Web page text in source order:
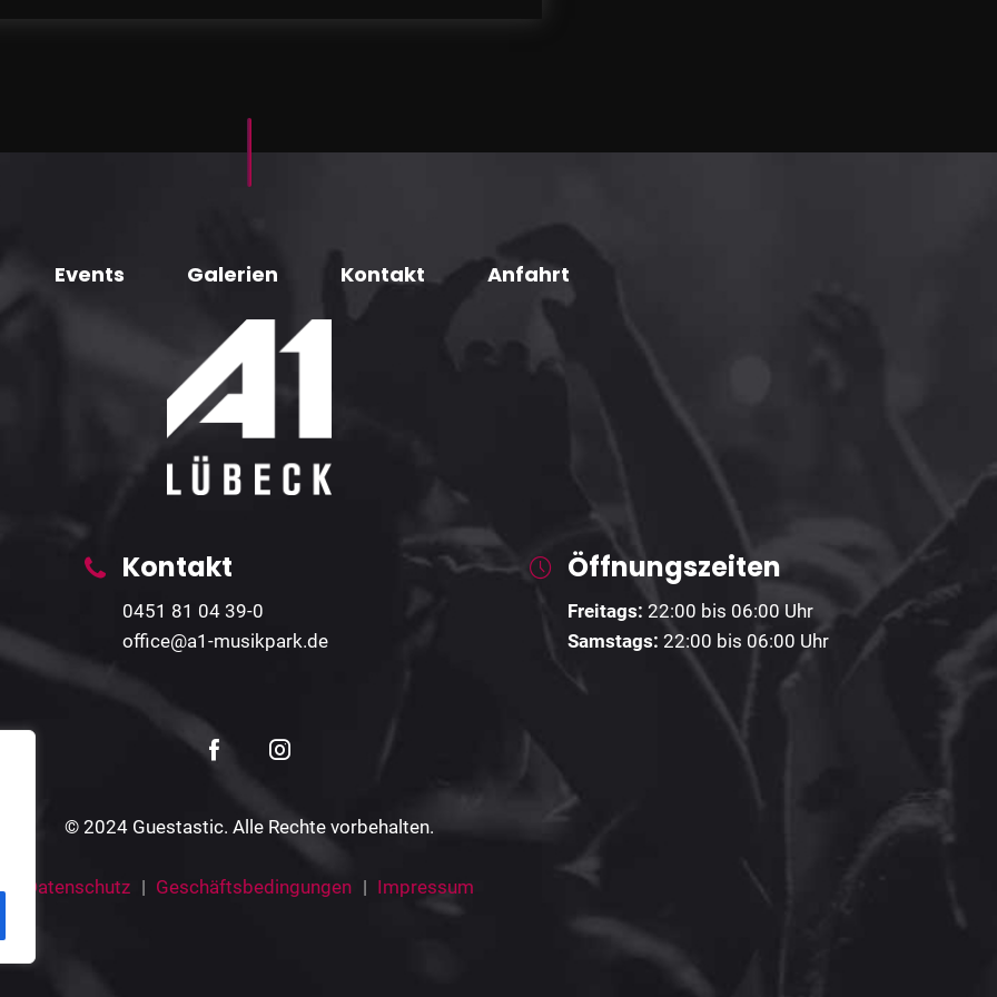
Events Galerien Kontakt Anfahrt
Kontakt
0451 81 04 39-0
office@a1-musikpark.de
Öffnungszeiten
Freitags: 22:00 bis 06:00 Uhr
Samstags: 22:00 bis 06:00 Uhr
© 2024 Guestastic. Alle Rechte vorbehalten.
Datenschutz Geschäftsbedingungen Impressum